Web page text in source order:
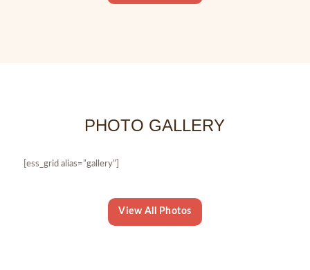
PHOTO GALLERY
[ess_grid alias=”gallery”]
View All Photos